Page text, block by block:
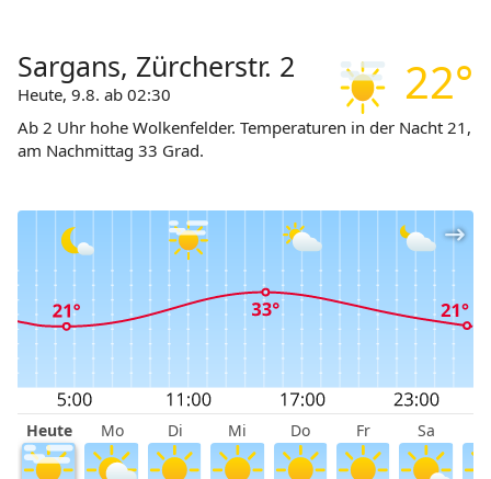
22°
Sargans, Zürcherstr. 2
Heute, 9.8. ab 02:30
Ab 2 Uhr hohe Wolkenfelder. Temperaturen in der Nacht 21,
am Nachmittag 33 Grad.
Heute Mo Di Mi Do Fr Sa